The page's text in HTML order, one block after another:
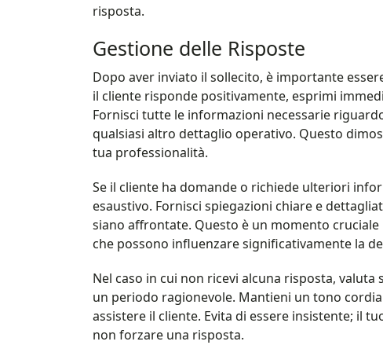
risposta.
Gestione delle Risposte
Dopo aver inviato il sollecito, è importante
il cliente risponde positivamente, esprimi
Fornisci tutte le informazioni necessarie
qualsiasi altro dettaglio operativo. Questo
tua professionalità.
Se il cliente ha domande o richiede ulteriori
esaustivo. Fornisci spiegazioni chiare e
siano affrontate. Questo è un momento
che possono influenzare significativamente la
Nel caso in cui non ricevi alcuna risposta,
un periodo ragionevole. Mantieni un tono
assistere il cliente. Evita di essere insistente; il
non forzare una risposta.